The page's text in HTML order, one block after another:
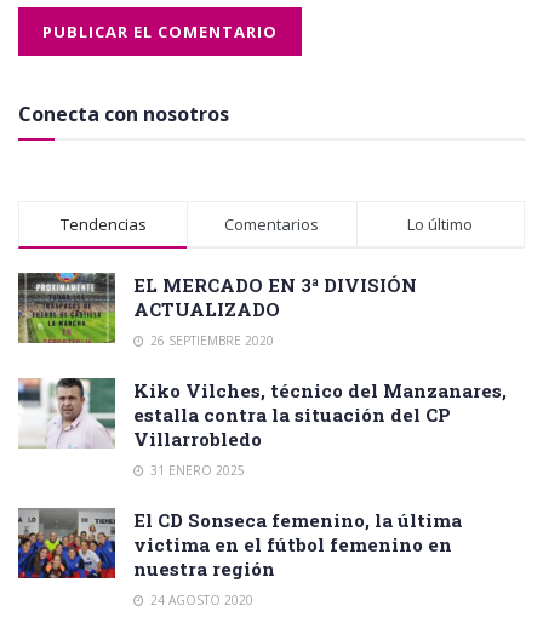
Conecta con nosotros
Tendencias Comentarios Lo último
EL MERCADO EN 3ª DIVISIÓN
ACTUALIZADO
26 SEPTIEMBRE 2020
Kiko Vilches, técnico del Manzanares,
estalla contra la situación del CP
Villarrobledo
31 ENERO 2025
El CD Sonseca femenino, la última
victima en el fútbol femenino en
nuestra región
24 AGOSTO 2020